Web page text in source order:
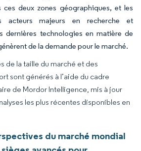
ces deux zones géographiques, et les
acteurs majeurs en recherche et
dernières technologies en matière de
de la demande pour le marché.
de la taille du marché et des
sont générés à l’aide du cadre
de Mordor Intelligence, mis à jour
les plus récentes disponibles en
du marché mondial